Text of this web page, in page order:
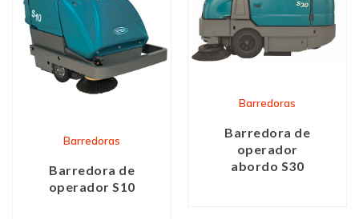
Barredoras
Barredora de
operador S10
Barredoras
Barredora de
operador
abordo S30